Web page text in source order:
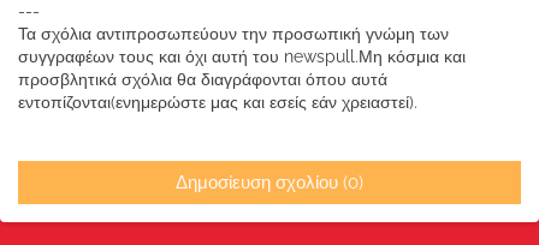
---
Τα σχόλια αντιπροσωπεύουν την προσωπική γνώμη των
συγγραφέων τους και όχι αυτή του newspull.Μη κόσμια και
προσβλητικά σχόλια θα διαγράφονται όπου αυτά
εντοπίζονται(ενημερώστε μας και εσείς εάν χρειαστεί).
Δημοσίευση σχολίου (0)